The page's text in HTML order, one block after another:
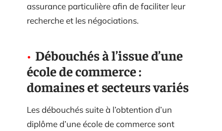
assurance particulière afin de faciliter leur
recherche et les négociations.
Débouchés à l’issue d’une
école de commerce :
domaines et secteurs variés
Les débouchés suite à l’obtention d’un
diplôme d’une école de commerce sont